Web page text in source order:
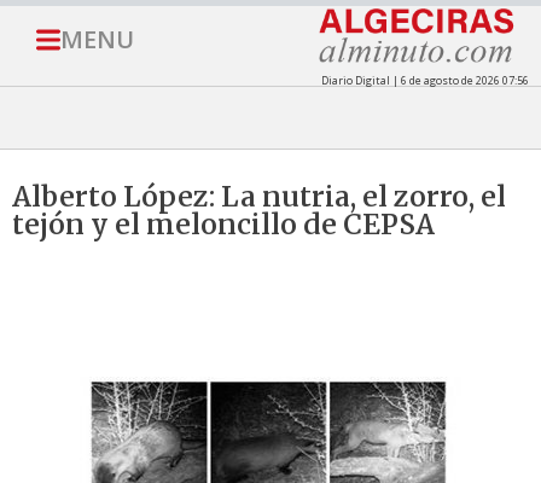
MENU
Diario Digital | 6 de agosto de 2026 07:56
Alberto López: La nutria, el zorro, el
tejón y el meloncillo de CEPSA